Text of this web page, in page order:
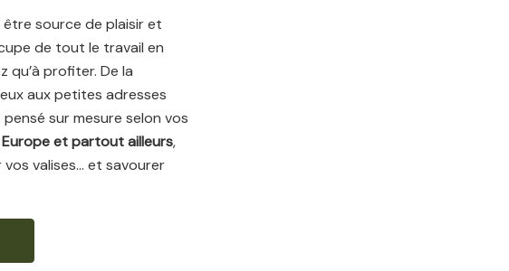
être source de plaisir et
de tout le travail en
qu’à profiter. De la
aux petites adresses
sur mesure selon vos
et partout ailleurs,
vos valises… et savourer